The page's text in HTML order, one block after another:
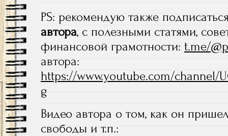
PS: рекомендую также
автора, с полезными статями,
финансовой грамотности: t.me/
автора:
https://www.youtube.com/channel/
g
Видео автора о том, как он
свободы и т.п.: